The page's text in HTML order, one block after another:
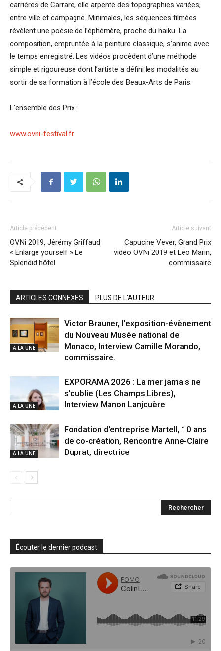
carrières de Carrare, elle arpente des topographies variées,
entre ville et campagne. Minimales, les séquences filmées
révèlent une poésie de l’éphémère, proche du haiku. La
composition, empruntée à la peinture classique, s’anime avec
le temps enregistré. Les vidéos procèdent d’une méthode
simple et rigoureuse dont l’artiste a défini les modalités au
sortir de sa formation à l’école des Beaux-Arts de Paris.
L’ensemble des Prix :
www.ovni-festival.fr
Article précédent
OVNi 2019, Jérémy Griffaud
« Enlarge yourself » Le
Splendid hôtel
Article suivant
Capucine Vever, Grand Prix
vidéo OVNi 2019 et Léo Marin,
commissaire
ARTICLES CONNEXES PLUS DE L'AUTEUR
A LA UNE
Victor Brauner, l’exposition-évènement
du Nouveau Musée national de
Monaco, Interview Camille Morando,
commissaire.
A LA UNE
EXPORAMA 2026 : La mer jamais ne
s’oublie (Les Champs Libres),
Interview Manon Lanjouère
A LA UNE
Fondation d’entreprise Martell, 10 ans
de co-création, Rencontre Anne-Claire
Duprat, directrice
Écouter le dernier podcast